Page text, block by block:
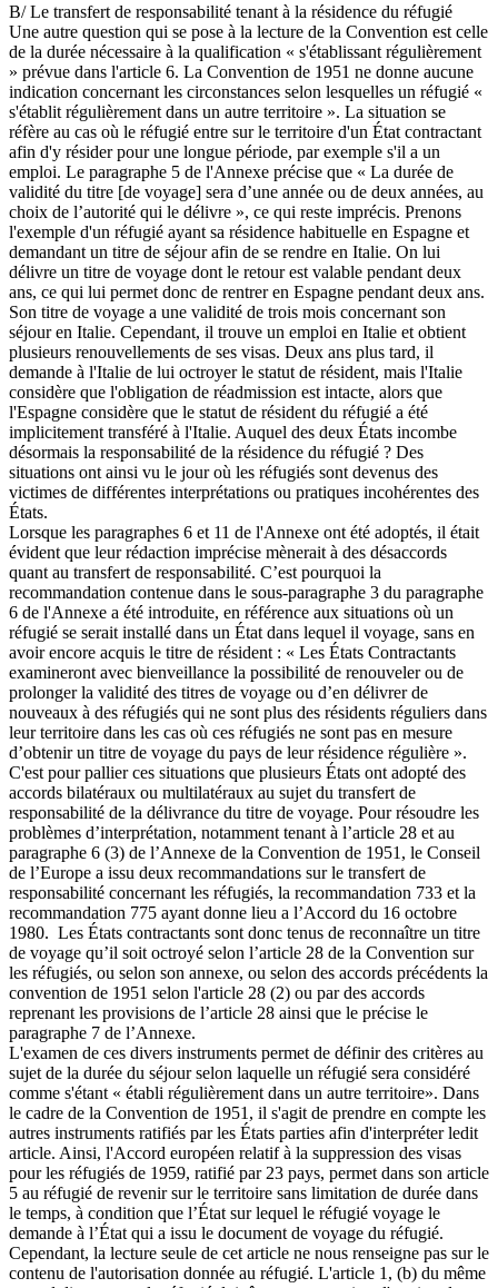
B/ Le transfert de responsabilité tenant à la résidence du réfugié
Une autre question qui se pose à la lecture de la Convention est celle
de la durée nécessaire à la qualification « s'établissant régulièrement
» prévue dans l'article 6. La Convention de 1951 ne donne aucune
indication concernant les circonstances selon lesquelles un réfugié «
s'établit régulièrement dans un autre territoire ». La situation se
réfère au cas où le réfugié entre sur le territoire d'un État contractant
afin d'y résider pour une longue période, par exemple s'il a un
emploi. Le paragraphe 5 de l'Annexe précise que « La durée de
validité du titre [de voyage] sera d’une année ou de deux années, au
choix de l’autorité qui le délivre », ce qui reste imprécis. Prenons
l'exemple d'un réfugié ayant sa résidence habituelle en Espagne et
demandant un titre de séjour afin de se rendre en Italie. On lui
délivre un titre de voyage dont le retour est valable pendant deux
ans, ce qui lui permet donc de rentrer en Espagne pendant deux ans.
Son titre de voyage a une validité de trois mois concernant son
séjour en Italie. Cependant, il trouve un emploi en Italie et obtient
plusieurs renouvellements de ses visas. Deux ans plus tard, il
demande à l'Italie de lui octroyer le statut de résident, mais l'Italie
considère que l'obligation de réadmission est intacte, alors que
l'Espagne considère que le statut de résident du réfugié a été
implicitement transféré à l'Italie. Auquel des deux États incombe
désormais la responsabilité de la résidence du réfugié ? Des
situations ont ainsi vu le jour où les réfugiés sont devenus des
victimes de différentes interprétations ou pratiques incohérentes des
États.
Lorsque les paragraphes 6 et 11 de l'Annexe ont été adoptés, il était
évident que leur rédaction imprécise mènerait à des désaccords
quant au transfert de responsabilité. C’est pourquoi la
recommandation contenue dans le sous-paragraphe 3 du paragraphe
6 de l'Annexe a été introduite, en référence aux situations où un
réfugié se serait installé dans un État dans lequel il voyage, sans en
avoir encore acquis le titre de résident : « Les États Contractants
examineront avec bienveillance la possibilité de renouveler ou de
prolonger la validité des titres de voyage ou d’en délivrer de
nouveaux à des réfugiés qui ne sont plus des résidents réguliers dans
leur territoire dans les cas où ces réfugiés ne sont pas en mesure
d’obtenir un titre de voyage du pays de leur résidence régulière ».
C'est pour pallier ces situations que plusieurs États ont adopté des
accords bilatéraux ou multilatéraux au sujet du transfert de
responsabilité de la délivrance du titre de voyage. Pour résoudre les
problèmes d’interprétation, notamment tenant à l’article 28 et au
paragraphe 6 (3) de l’Annexe de la Convention de 1951, le Conseil
de l’Europe a issu deux recommandations sur le transfert de
responsabilité concernant les réfugiés, la recommandation 733 et la
recommandation 775 ayant donne lieu a l’Accord du 16 octobre
1980. Les États contractants sont donc tenus de reconnaître un titre
de voyage qu’il soit octroyé selon l’article 28 de la Convention sur
les réfugiés, ou selon son annexe, ou selon des accords précédents la
convention de 1951 selon l'article 28 (2) ou par des accords
reprenant les provisions de l’article 28 ainsi que le précise le
paragraphe 7 de l’Annexe.
L'examen de ces divers instruments permet de définir des critères au
sujet de la durée du séjour selon laquelle un réfugié sera considéré
comme s'étant « établi régulièrement dans un autre territoire». Dans
le cadre de la Convention de 1951, il s'agit de prendre en compte les
autres instruments ratifiés par les États parties afin d'interpréter ledit
article. Ainsi, l'Accord européen relatif à la suppression des visas
pour les réfugiés de 1959, ratifié par 23 pays, permet dans son article
5 au réfugié de revenir sur le territoire sans limitation de durée dans
le temps, à condition que l’État sur lequel le réfugié voyage le
demande à l’État qui a issu le document de voyage du réfugié.
Cependant, la lecture seule de cet article ne nous renseigne pas sur le
contenu de l'autorisation donnée au réfugié. L'article 1, (b) du même